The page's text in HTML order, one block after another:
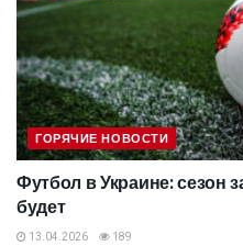
ГОРЯЧИЕ НОВОСТИ
Футбол в Украине: сезон
будет
13.04.2026 189